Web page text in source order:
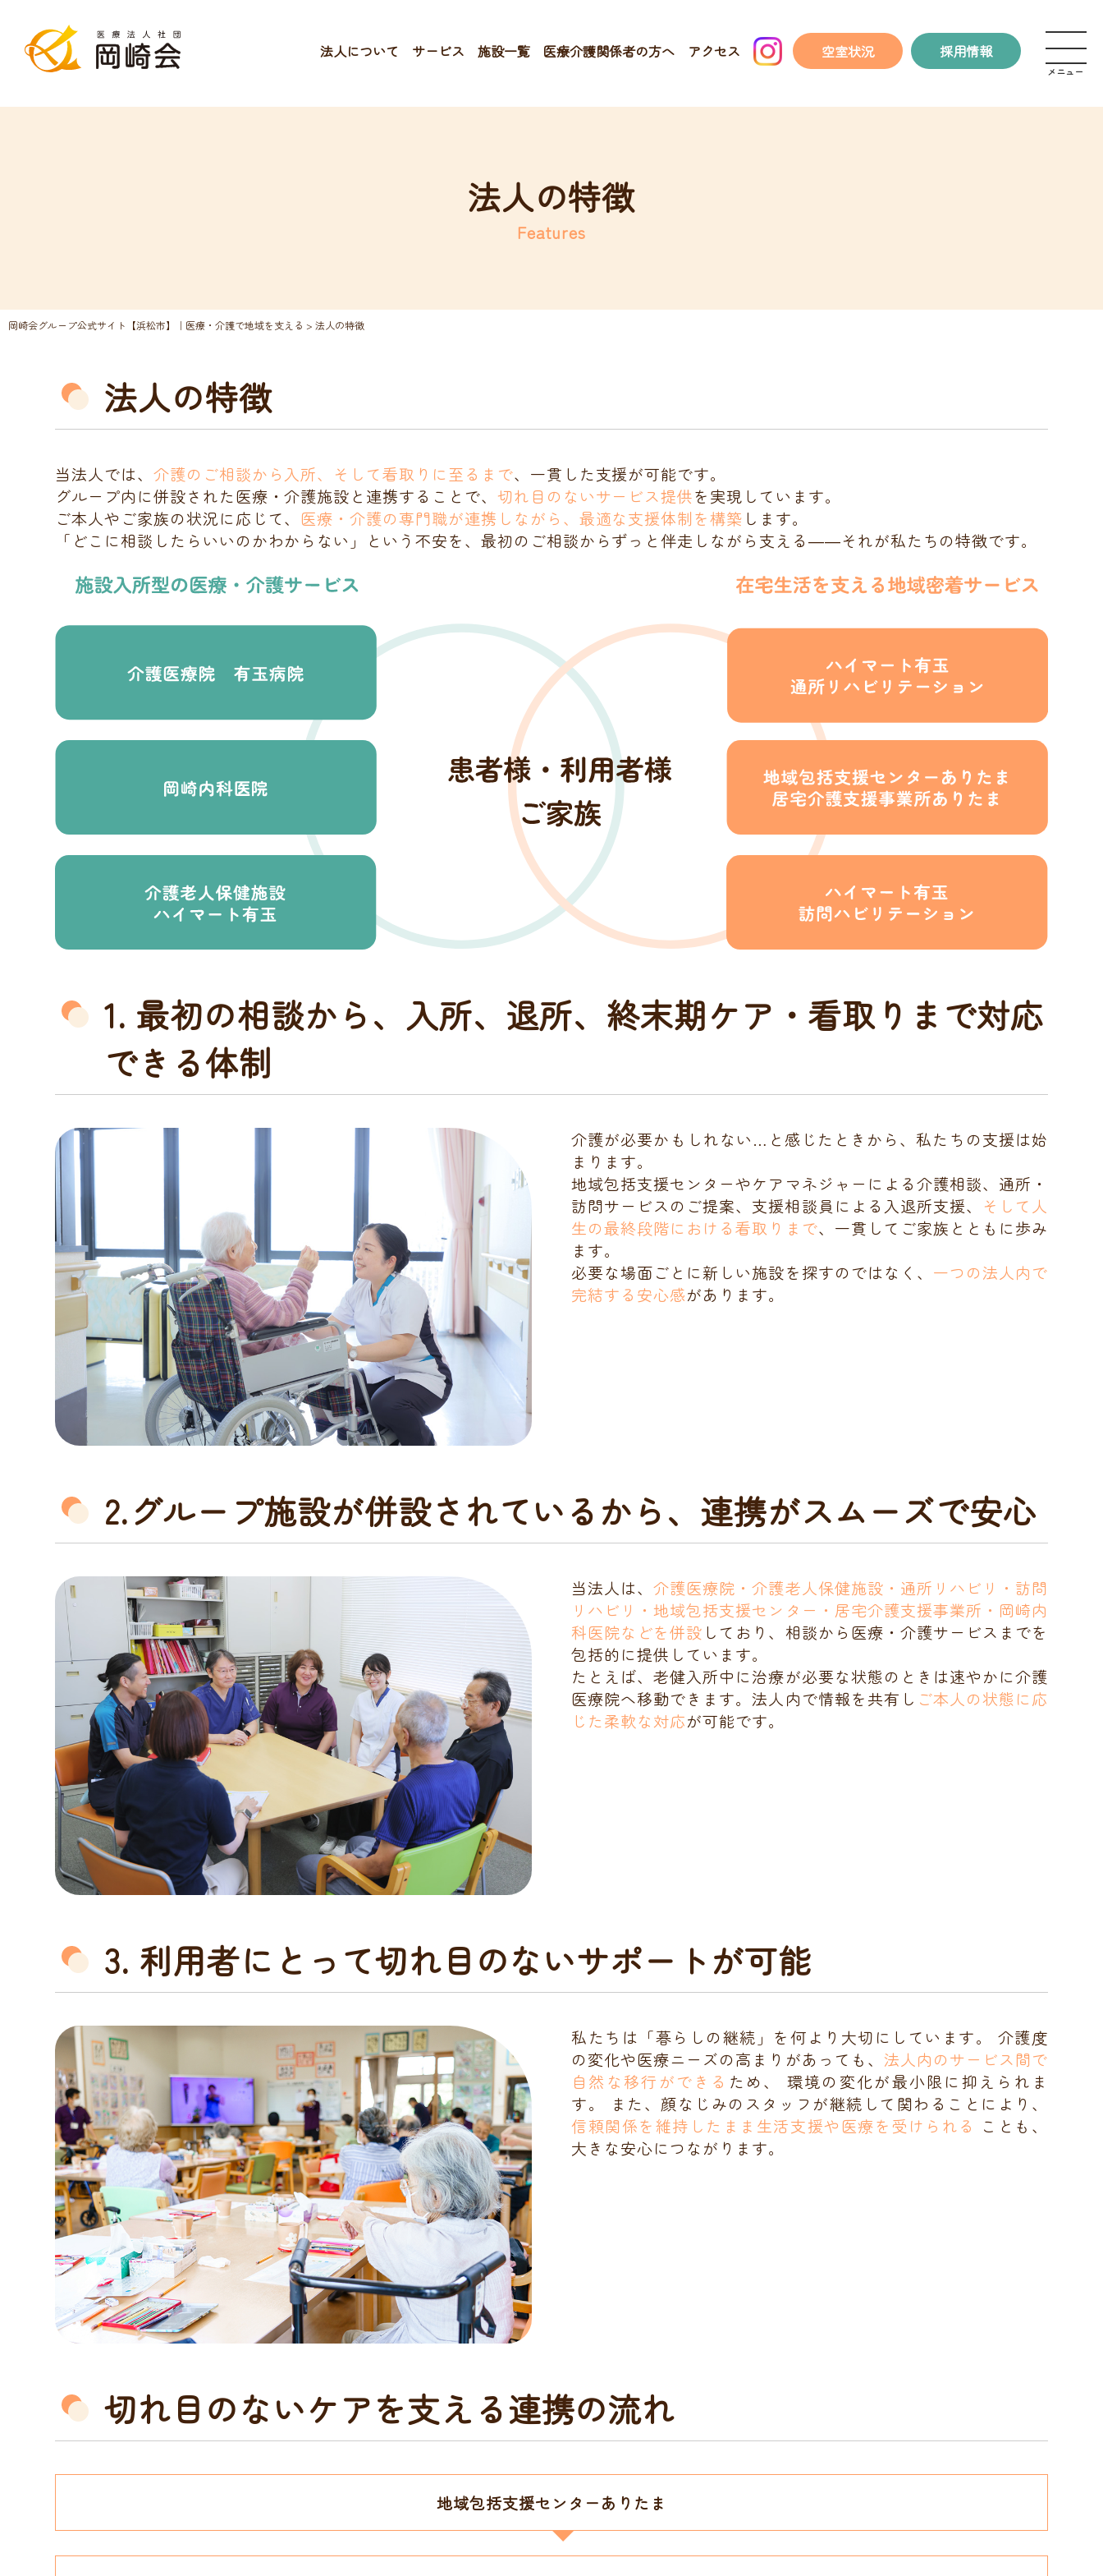
法人について サービス 施設一覧 医療介護関係者の方へ アクセス 空室状況 採用情報
メニュー
法人の特徴
Features
岡崎会グループ公式サイト【浜松市】｜医療・介護で地域を支える > 法人の特徴
法人の特徴
当法人では、 介護のご相談から入所、そして看取りに至るまで、一貫した支援が可能です。
グループ内に併設された医療・介護施設と連携することで、 切れ目のないサービス提供を実現しています。
ご本人やご家族の状況に応じて、 医療・介護の専門職が連携しながら、最適な支援体制を構築 します。
「どこに相談したらいいのかわからない」という不安を、最初のご相談からずっと伴走しながら支える――それが私たちの特徴です。
1. 最初の相談から、入所、退所、終末期ケア・看取りまで対応
できる体制
介護が必要かもしれない…と感じたときから、私たちの支援は始
まります。
地域包括支援センターやケアマネジャーによる介護相談、通所・
訪問サービスのご提案、支援相談員による入退所支援、
そして人
生の最終段階における看取りまで、一貫してご家族とともに歩み
ます。
必要な場面ごとに新しい施設を探すのではなく、 一つの法人内で
完結する安心感があります。
2.グループ施設が併設されているから、連携がスムーズで安心
当法人は、介護医療院・介護老人保健施設・通所リハビリ・訪問
リハビリ・地域包括支援センター・居宅介護支援事業所・岡崎内
科医院などを併設 しており、相談から医療・介護サービスまでを
包括的に提供しています。
たとえば、老健入所中に治療が必要な状態のときは速やかに介護
医療院へ移動できます。法人内で情報を共有し ご本人の状態に応
じた柔軟な対応が可能です。
3. 利用者にとって切れ目のないサポートが可能
私たちは「暮らしの継続」を何より大切にしています。 介護度
の変化や医療ニーズの高まりがあっても、 法人内のサービス間で
自然な移行ができる ため、 環境の変化が最小限に抑えられま
す。 また、顔なじみのスタッフが継続して関わることにより、
信頼関係を維持したまま生活支援や医療を受けられる ことも、
大きな安心につながります。
切れ目のないケアを支える連携の流れ
地域包括支援センターありたま